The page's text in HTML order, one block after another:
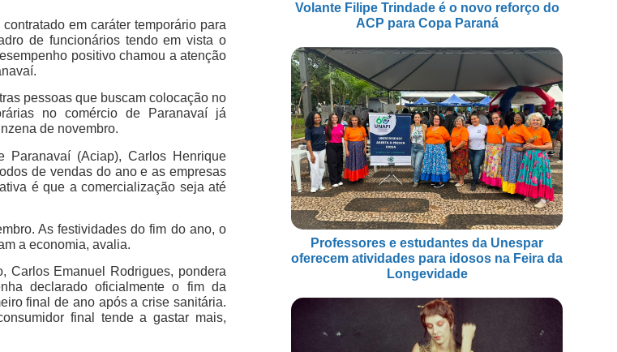
em caráter temporário para
de funcionários tendo em vista o
positivo chamou a atenção
pessoas que buscam colocação no
no comércio de Paranavaí já
de novembro.
Paranavaí (Aciap), Carlos Henrique
de vendas do ano e as empresas
é que a comercialização seja até
As festividades do fim do ano, o
a economia, avalia.
Carlos Emanuel Rodrigues, pondera
declarado oficialmente o fim da
final de ano após a crise sanitária.
final tende a gastar mais,
Volante Filipe Trindade é o novo reforço do
ACP para Copa Paraná
Professores e estudantes da Unespar
oferecem atividades para idosos na Feira da
Longevidade